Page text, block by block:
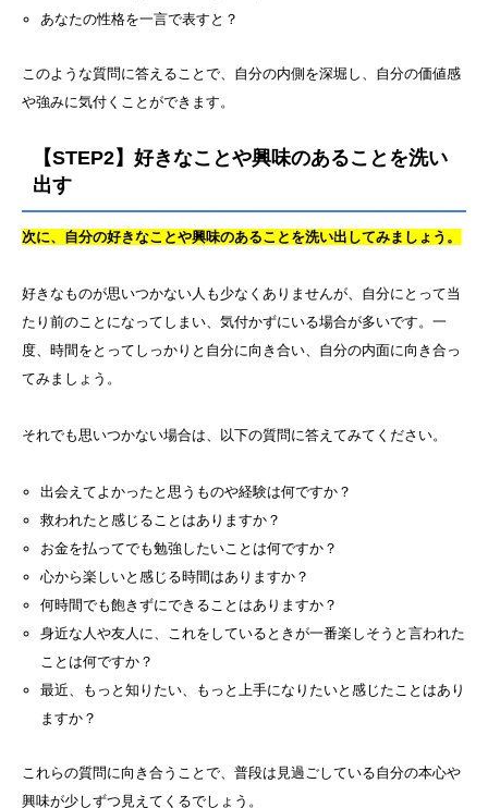
あなたの性格を一言で表すと？
このような質問に答えることで、自分の内側を深堀し、自分の価値感
や強みに気付くことができます。
【STEP2】好きなことや興味のあることを洗い
出す
次に、自分の好きなことや興味のあることを洗い出してみましょう。
好きなものが思いつかない人も少なくありませんが、自分にとって当
たり前のことになってしまい、気付かずにいる場合が多いです。一
度、時間をとってしっかりと自分に向き合い、自分の内面に向き合っ
てみましょう。
それでも思いつかない場合は、以下の質問に答えてみてください。
出会えてよかったと思うものや経験は何ですか？
救われたと感じることはありますか？
お金を払ってでも勉強したいことは何ですか？
心から楽しいと感じる時間はありますか？
何時間でも飽きずにできることはありますか？
身近な人や友人に、これをしているときが一番楽しそうと言われた
ことは何ですか？
最近、もっと知りたい、もっと上手になりたいと感じたことはあり
ますか？
これらの質問に向き合うことで、普段は見過ごしている自分の本心や
興味が少しずつ見えてくるでしょう。